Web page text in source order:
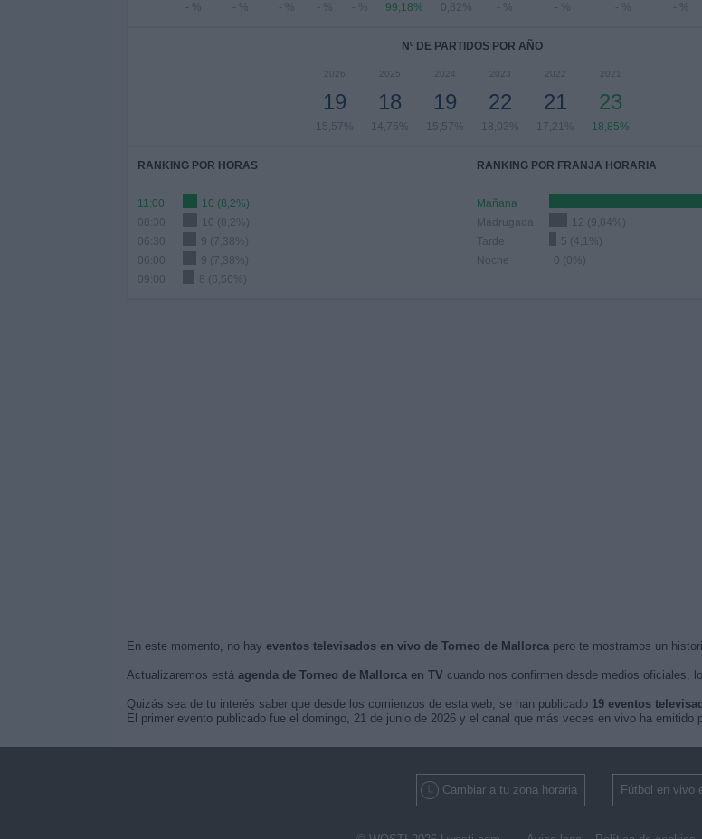
- % - % - % - % - % 99,18% 0,82% - % - % - % - %
Nº DE PARTIDOS POR AÑO
2026
19
15,57%
2025
18
14,75%
2024
19
15,57%
2023
22
18,03%
2022
21
17,21%
2021
23
18,85%
RANKING POR HORAS
11:00
10 (8,2%)
08:30
10 (8,2%)
06:30
9 (7,38%)
06:00
9 (7,38%)
09:00
8 (6,56%)
RANKING POR FRANJA HORARIA
Mañana
Madrugada
12 (9,84%)
Tarde
5 (4,1%)
Noche
0 (0%)
En este momento, no hay eventos televisados en vivo de Torneo de Mallorcapero te mostramos un
Actualizaremos está agenda de Torneo de Mallorca en TV cuando nos confirmen desde medios oficiales,
Quizás sea de tu interés saber que desde los comienzos de esta web, se han publicado 19 eventos
El primer evento publicado fue el domingo, 21 de junio de 2026 y el canal que más veces en vivo ha
Cambiar a tu zona horaria Fútbol en vivo